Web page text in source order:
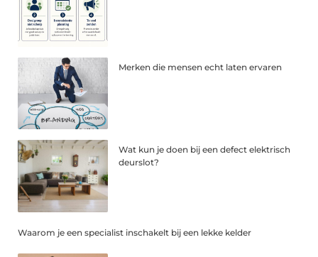
Merken die mensen echt laten ervaren
Wat kun je doen bij een defect elektrisch
deurslot?
Waarom je een specialist inschakelt bij een lekke kelder